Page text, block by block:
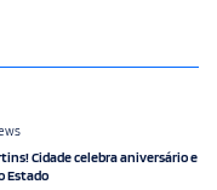
Cidade celebra aniversário e
Estado